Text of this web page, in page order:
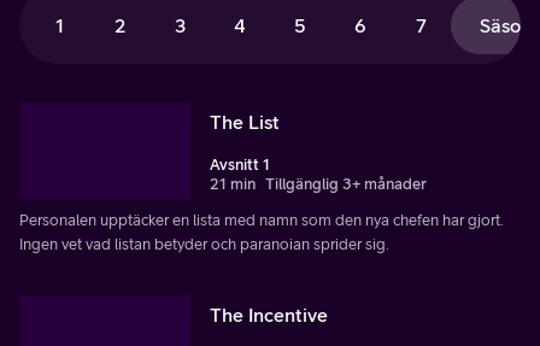
1 2 3 4 5 6 7
The List
Avsnitt 1
21 min Tillgänglig 3+ månader
Personalen upptäcker en lista med namn som den nya chefen har gjort.
Ingen vet vad listan betyder och paranoian sprider sig.
The Incentive